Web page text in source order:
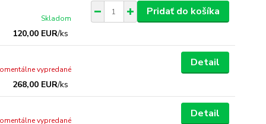
120,00 EUR/ks
Skladom
Pridať do košíka
268,00 EUR/ks
vypredané
Detail
vypredané
Detail